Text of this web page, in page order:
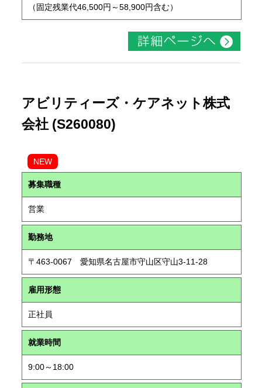
（固定残業代46,500円～58,900円含む）
アビリティーズ・ケアネット株式
会社 (S260080)
NEW
募集職種
営業
勤務地
〒463-0067 愛知県名古屋市守山区守山3-11-28
雇用形態
正社員
就業時間
9:00～18:00